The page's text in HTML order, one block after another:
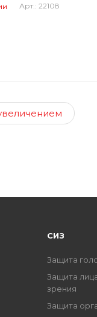
жидкостями
Арт.: 22108
СИЗ
Защита
Защита
зрения
Защита